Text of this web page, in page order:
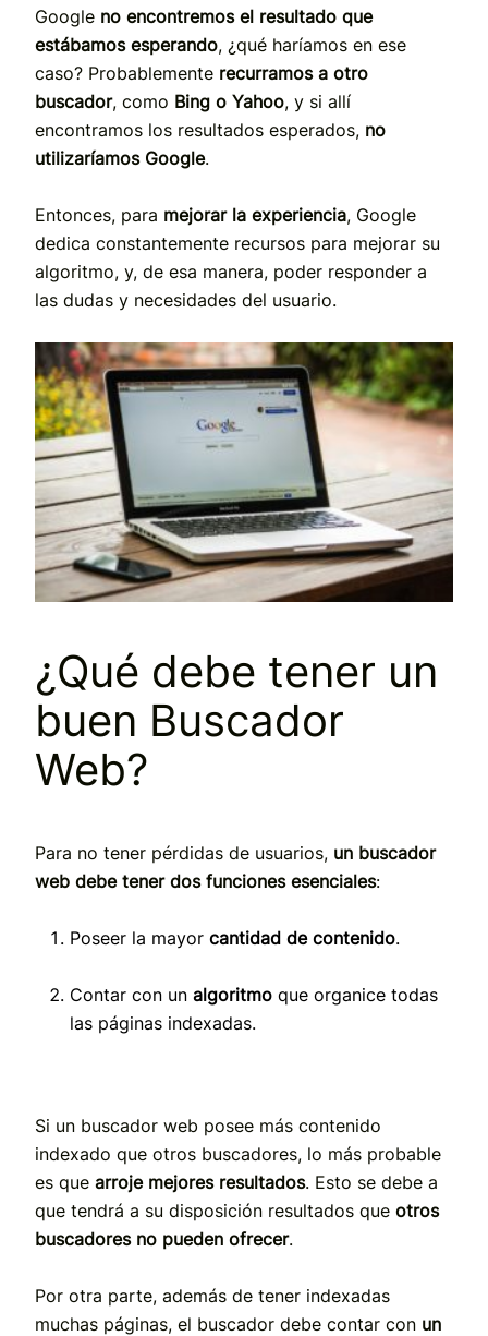
Google no encontremos el resultado que
estábamos esperando, ¿qué haríamos en ese
caso? Probablemente recurramos a otro
buscador, como Bing o Yahoo, y si allí
encontramos los resultados esperados, no
utilizaríamos Google.
Entonces, para mejorar la experiencia, Google
dedica constantemente recursos para mejorar su
algoritmo, y, de esa manera, poder responder a
las dudas y necesidades del usuario.
¿Qué debe tener un
buen Buscador
Web?
Para no tener pérdidas de usuarios, un buscador
web debe tener dos funciones esenciales:
Poseer la mayor cantidad de contenido.
Contar con un algoritmo que organice todas
las páginas indexadas.
Si un buscador web posee más contenido
indexado que otros buscadores, lo más probable
es que arroje mejores resultados. Esto se debe a
que tendrá a su disposición resultados que otros
buscadores no pueden ofrecer.
Por otra parte, además de tener indexadas
muchas páginas, el buscador debe contar con un